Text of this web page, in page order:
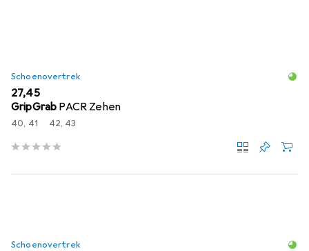
Schoenovertrek
EUR
27,45
GripGrab PACR Zehen
40, 41 42, 43
Schoenovertrek